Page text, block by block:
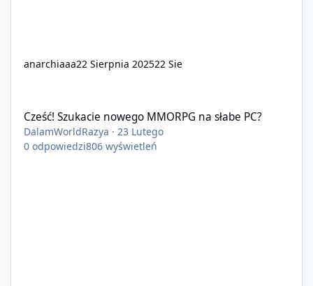
anarchiaaa22 Sierpnia 202522 Sie
Cześć! Szukacie nowego MMORPG na słabe PC?
DalamWorldRazya ·23 Lutego
0 odpowiedzi806 wyświetleń